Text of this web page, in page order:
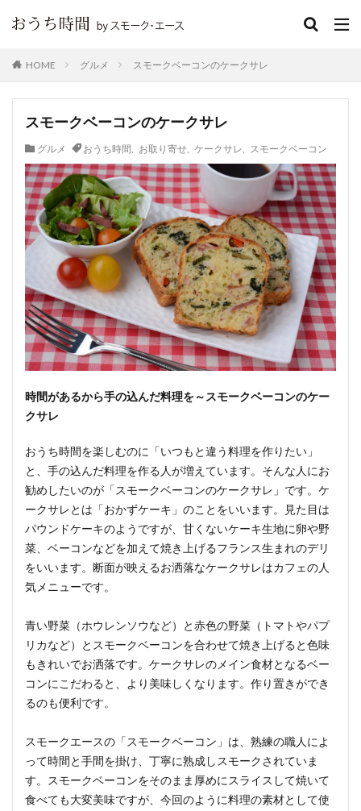
HOME グルメ スモークベーコンのケークサレ
スモークベーコンのケークサレ
グルメ おうち時間 お取り寄せ ケークサレ スモークベーコン
時間があるから手の込んだ料理を～スモークベーコンのケー
クサレ
おうち時間を楽しむのに「いつもと違う料理を作りたい」
と、手の込んだ料理を作る人が増えています。そんな人にお
勧めしたいのが「スモークベーコンのケークサレ」です。ケ
ークサレとは「おかずケーキ」のことをいいます。見た目は
パウンドケーキのようですが、甘くないケーキ生地に卵や野
菜、ベーコンなどを加えて焼き上げるフランス生まれのデリ
をいいます。断面が映えるお洒落なケークサレはカフェの人
気メニューです。
青い野菜（ホウレンソウなど）と赤色の野菜（トマトやパプ
リカなど）とスモークベーコンを合わせて焼き上げると色味
もきれいでお洒落です。ケークサレのメイン食材となるベー
コンにこだわると、より美味しくなります。作り置きができ
るのも便利です。
スモークエースの「スモークベーコン」は、熟練の職人によ
って時間と手間を掛け、丁寧に熟成しスモークされていま
す。スモークベーコンをそのまま厚めにスライスして焼いて
食べても大変美味ですが、今回のように料理の素材として使